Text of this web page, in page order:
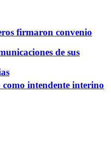
firmaron convenio
de sus
intendente interino